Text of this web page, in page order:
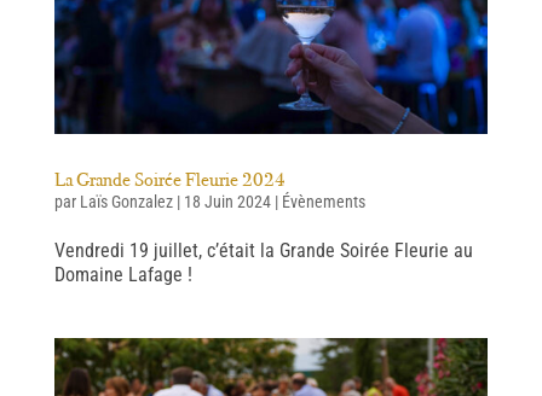
La Grande Soirée Fleurie 2024
par Laïs Gonzalez| 18 Juin 2024| Évènements
Vendredi 19 juillet, c’était la Grande Soirée Fleurie au
Domaine Lafage !